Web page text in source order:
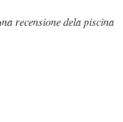
recensione dela piscina